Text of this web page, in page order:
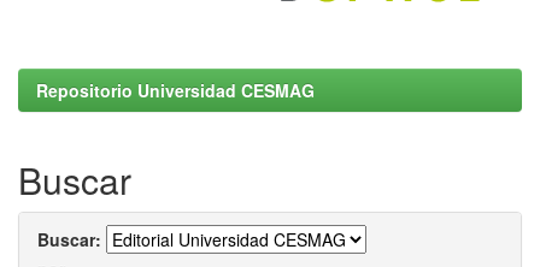
Repositorio Universidad CESMAG
Buscar
Buscar: